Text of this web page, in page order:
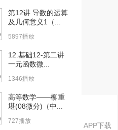
APP下载
法则
08:32
则与两
07:23
则与两
第12讲 导数的运算
及几何意义1（...
5897播放
12.基础12-第二讲
一元函数微...
1346播放
高等数学——柳重
堪(08微分)（中...
727播放